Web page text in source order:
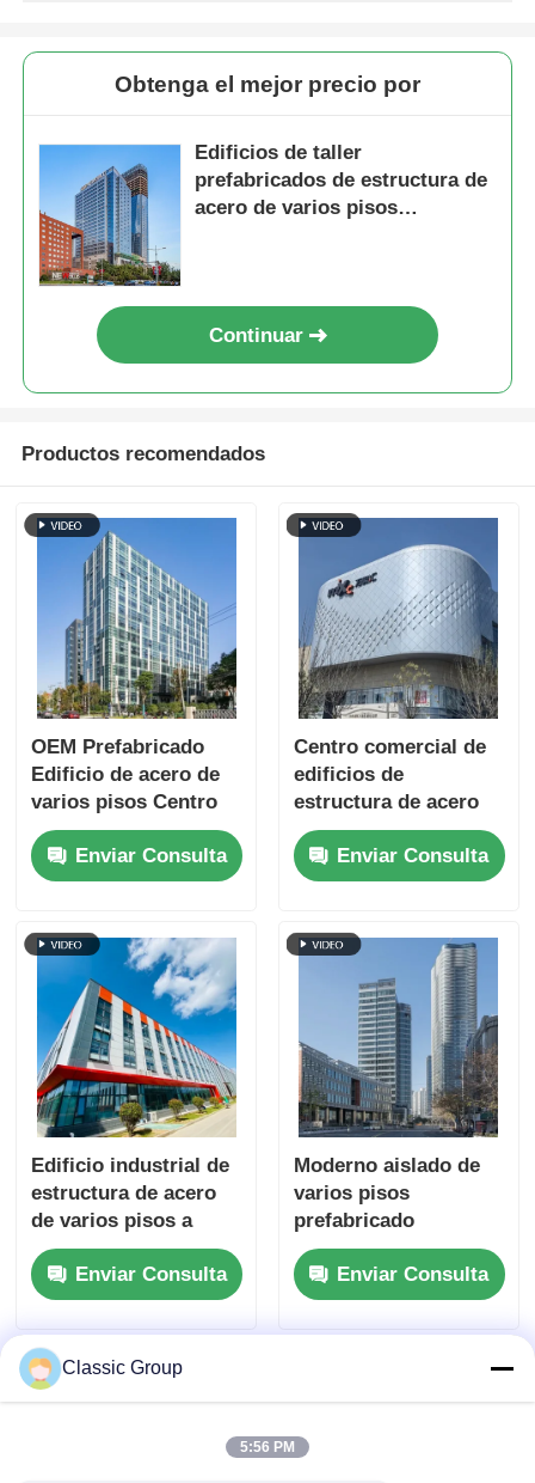
Estructura de acero industrial
Edificio Público de Acero
Estructura de acero comercial
Estructura de acero prefabricada
Obtenga el mejor precio por
Edificios de taller
prefabricados de estructura de
acero de varios pisos
Continuar
Productos recomendados
OEM Prefabricado
Edificio de acero de
varios pisos Centro
de datos estructural
Impermeabilización
contra incendios
Enviar Consulta
Centro comercial de
edificios de
estructura de acero
de varios pisos
resistentes al fuego
Fabricación
Enviar Consulta
Edificio industrial de
estructura de acero
de varios pisos a
prueba de intemperie
personalizado
Enviar Consulta
Moderno aislado de
varios pisos
prefabricado
industrial cobertizo
estructura de acero
edificio comercial
Enviar Consulta
Classic Group
5:56 PM